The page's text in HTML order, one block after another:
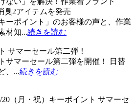
臭2アイテムを発売
ーポイント」のお客様の声と、作業
材知...続きを読む
サマーセール第二弾！
サマーセール第二弾を開催！ 日替
、...続きを読む
20（月・祝）キーポイント サマーセ